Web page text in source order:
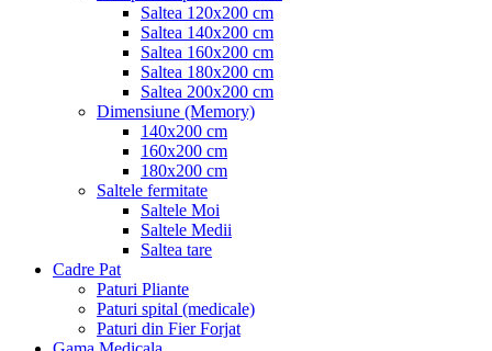
Saltea 120x200 cm
Saltea 140x200 cm
Saltea 160x200 cm
Saltea 180x200 cm
Saltea 200x200 cm
Dimensiune (Memory)
140x200 cm
160x200 cm
180x200 cm
Saltele fermitate
Saltele Moi
Saltele Medii
Saltea tare
Cadre Pat
Paturi Pliante
Paturi spital (medicale)
Paturi din Fier Forjat